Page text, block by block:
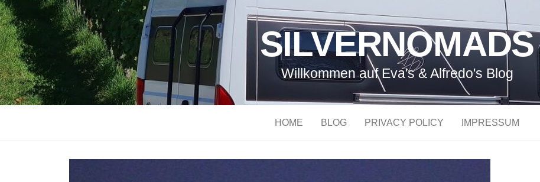
SILVERNOMADS
Willkommen auf Eva's & Alfredo's Blog
HOME BLOG PRIVACY POLICY IMPRESSUM